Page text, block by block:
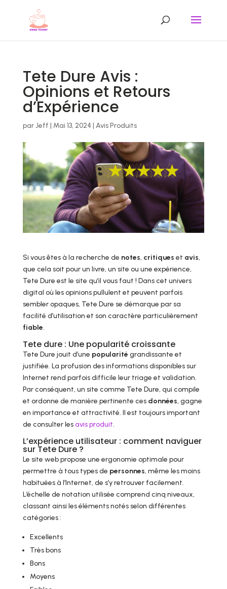
Tete Dure Avis :
Opinions et Retours
d’Expérience
parJeff | Mai 13, 2024 | Avis Produits
Si vous êtes à la recherche de notes, critiques et avis,
que cela soit pour un livre, un site ou une expérience,
Tete Dure est le site qu’il vous faut ! Dans cet univers
digital où les opinions pullulent et peuvent parfois
sembler opaques, Tete Dure se démarque par sa
facilité d’utilisation et son caractère particulièrement
fiable.
Tete dure : Une popularité croissante
Tete Dure jouit d’une popularité grandissante et
justifiée. La profusion des informations disponibles sur
Internet rend parfois difficile leur triage et validation.
Par conséquent, un site comme Tete Dure, qui compile
et ordonne de manière pertinente ces données, gagne
en importance et attractivité. Il est toujours important
de consulter lesavis produit.
L’expérience utilisateur : comment naviguer
sur Tete Dure ?
Le site web propose une ergonomie optimale pour
permettre à tous types de personnes, même les moins
habituées à l’Internet, de s’y retrouver facilement.
L’échelle de notation utilisée comprend cinq niveaux,
classant ainsi les éléments notés selon différentes
catégories :
Excellents
Très bons
Bons
Moyens